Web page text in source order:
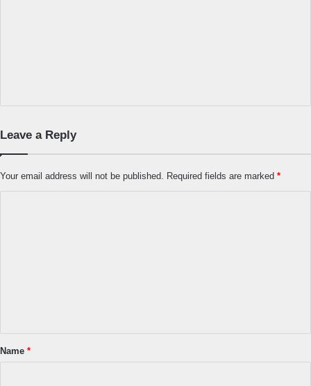
Leave a Reply
Your email address will not be published. Required fields are marked *
*
Name *